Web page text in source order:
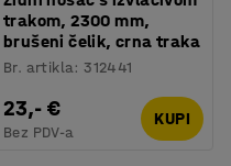
trakom, 2300 mm,
brušeni čelik, crna traka
Br. artikla:312441
23,- €
Bez PDV-a
KUPI